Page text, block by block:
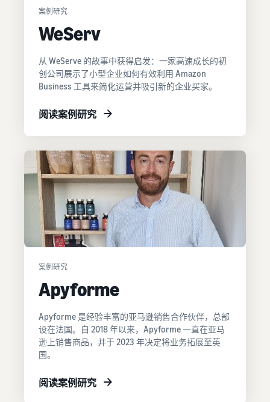
案例研究
WeServ
从 WeServe 的故事中获得启发：一家高速成长的初
创公司展示了小型企业如何有效利用 Amazon
Business 工具来简化运营并吸引新的企业买家。
阅读案例研究
案例研究
Apyforme
Apyforme 是经验丰富的亚马逊销售合作伙伴，总部
设在法国。自 2018 年以来，Apyforme 一直在亚马
逊上销售商品，并于 2023 年决定将业务拓展至英
国。
阅读案例研究